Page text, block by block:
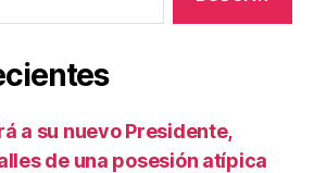
a su nuevo Presidente,
de una posesión atípica